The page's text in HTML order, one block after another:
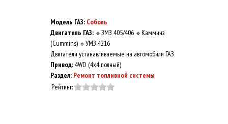
Модель ГАЗ: Соболь
Двигатель ГАЗ: 🔹 ЗМЗ 405/406 🔹 Камминз
(Cummins) 🔹 УМЗ 4216
Двигатели устанавливаемые на автомобили ГАЗ
Привод:4WD (4x4 полный)
Раздел: Ремонт топливной системы
Рейтинг: